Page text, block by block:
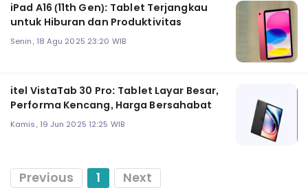
iPad A16 (11th Gen): Tablet Terjangkau
untuk Hiburan dan Produktivitas
Senin, 18 Agu 2025 23:20 WIB
itel VistaTab 30 Pro: Tablet Layar Besar,
Performa Kencang, Harga Bersahabat
Kamis, 19 Jun 2025 12:25 WIB
Previous 1 Next